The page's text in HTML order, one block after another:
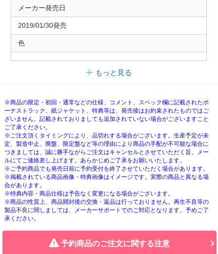
メーカー発売日
2019/01/30発売
色
もっと見る
※商品の限定・初回・通常などの仕様、コメント、スペック欄に記載されたボ
ーナストラック、紙ジャケット、特典等は、発売後はお約束されたものではご
ざいません。記載されておりましても追加されていない場合がございますこと
ご了承ください。
※ご注文頂くタイミングにより、品切れする場合がございます。生産予定が未
定、製造中止、廃盤、限定盤など等の理由により商品の手配が不可能な場合に
つきましては、誠に勝手ながらご注文はキャンセルとさせていただく旨、メー
ルにてご連絡差し上げます。あらかじめご了承をお願いいたします。
※ご予約商品でも発売日前に予約受付を終了させていただく場合があります。
※掲載されている商品画像・特典画像はイメージです。実際の商品と異なる場
合があります。
※特典内容・商品仕様は予告なく変更になる場合がございます。
※商品の性質上、商品開封後の交換・返品は行っておりません。再生不良等の
製品不良に関しましては、メーカーサポートでのご対応となります。予めご了
承ください。
予約商品のご注文に関する注意